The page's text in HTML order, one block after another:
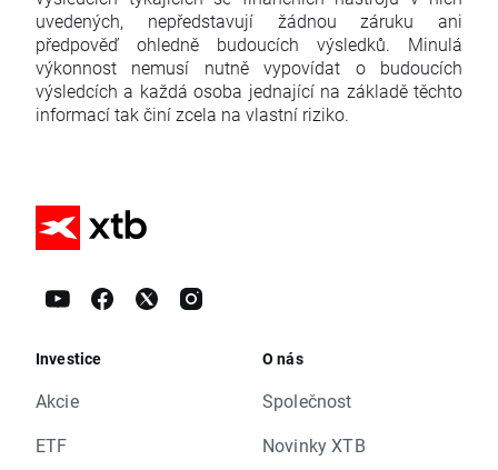
uvedených, nepředstavují žádnou záruku ani
předpověď ohledně budoucích výsledků. Minulá
výkonnost nemusí nutně vypovídat o budoucích
výsledcích a každá osoba jednající na základě těchto
informací tak činí zcela na vlastní riziko.
Investice
Akcie
ETF
O nás
Společnost
Novinky XTB